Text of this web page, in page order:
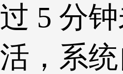
过 5 分
活，系